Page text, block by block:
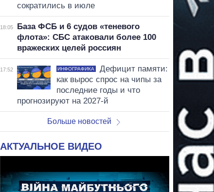
сократились в июле
18:05
База ФСБ и 6 судов «теневого
флота»: СБС атаковали более 100
вражеских целей россиян
17:52 ИНФОГРАФИКА
Дефицит памяти:
как вырос спрос на чипы за
последние годы и что
прогнозируют на 2027-й
Больше новостей
АКТУАЛЬНОЕ ВИДЕО